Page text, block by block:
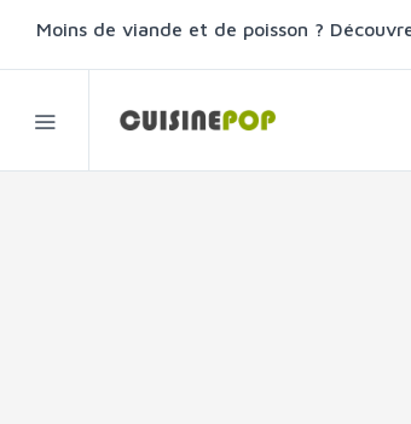
Moins de viande et de poisson ?